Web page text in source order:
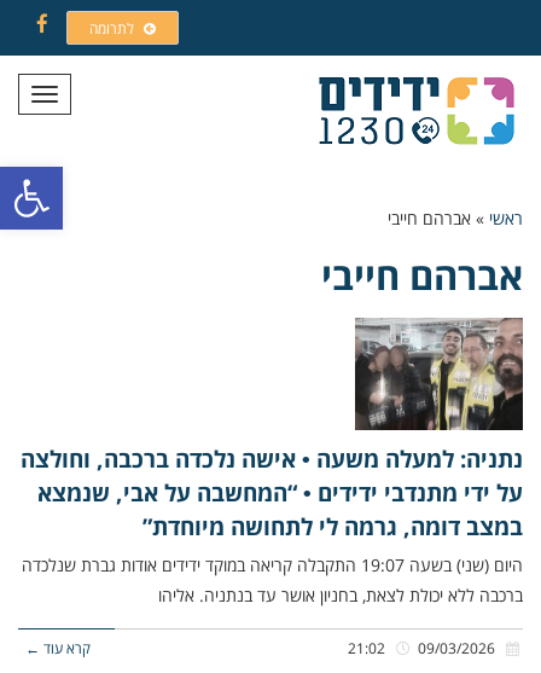
פתח
לתרומה
תפריט
ראשי » אברהם חייבי
אברהם חייבי
נתניה: למעלה משעה • אישה נלכדה ברכבה, וחולצה
על ידי מתנדבי ידידים • “המחשבה על אבי, שנמצא
במצב דומה, גרמה לי לתחושה מיוחדת”
היום (שני) בשעה 19:07 התקבלה קריאה במוקד ידידים אודות גברת שנלכדה
ברכבה ללא יכולת לצאת, בחניון אושר עד בנתניה. אליהו
קרא עוד ←